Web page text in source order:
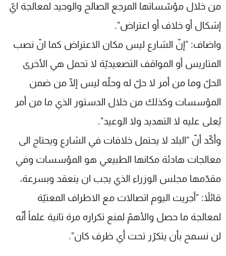
من خلال مؤسّساتها المرجع الصالح والوحيد لمعالجة ايّ
إشكال أو خلاف أو اعتراض".
واضاف: "إنّ الشارع ليس مكان الاعتراض كما انّ نصب
المتاريس أو المواقف التصعيديّة لا تحمل هي الأخرى
الحلّ وما من أمر لا حلّ له وحلّه ليس إلّا من ضمن
المؤسسات وكذلك من خلال الدستور الذي ما من أمر
يُعلى عليه لا التهديد ولا الوعيد".
وأكّد أنّ "البلد لا يحتمل خلافات في الشارع ويحتاج الى
معالجات هادئة مكانها الطبيعي هو المؤسسات وفي
مقدّمها مجلس الوزراء الذي يجب ان ينعقد وبسرعة،
قائلاً: "أجريت اليوم اتصالات مع الاطراف المعنيّة
لمعالجة ما حصل والأهمّ لمنع تكراره مرة تانية علماً أنّه
لن نسمح بأن يتكرّر تحت أي ظرف كان".